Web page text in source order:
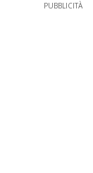
PUBBLICITÀ